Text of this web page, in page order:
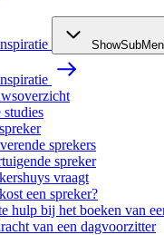
studies
sprekers
spreker
vraagt
een spreker?
hulp bij het boeken van
van een dagvoorzitter